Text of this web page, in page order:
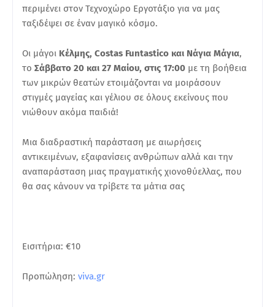
περιμένει στον Τεχνοχώρο Εργοτάξιο για να μας
ταξιδέψει σε έναν μαγικό κόσμο.
Οι μάγοι Κέλμης, Costas Funtastico και Νάγια Μάγια,
το Σάββατο 20 και 27 Μαίου, στις 17:00 με τη βοήθεια
των μικρών θεατών ετοιμάζονται να μοιράσουν
στιγμές μαγείας και γέλιου σε όλους εκείνους που
νιώθουν ακόμα παιδιά!
Μια διαδραστική παράσταση με αιωρήσεις
αντικειμένων, εξαφανίσεις ανθρώπων αλλά και την
αναπαράσταση μιας πραγματικής χιονοθύελλας, που
θα σας κάνουν να τρίβετε τα μάτια σας
Εισιτήρια: €10
Προπώληση: viva.gr